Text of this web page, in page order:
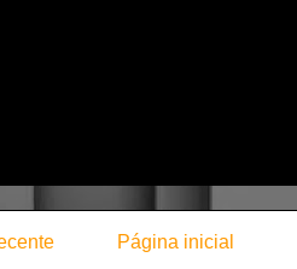
Página inicial